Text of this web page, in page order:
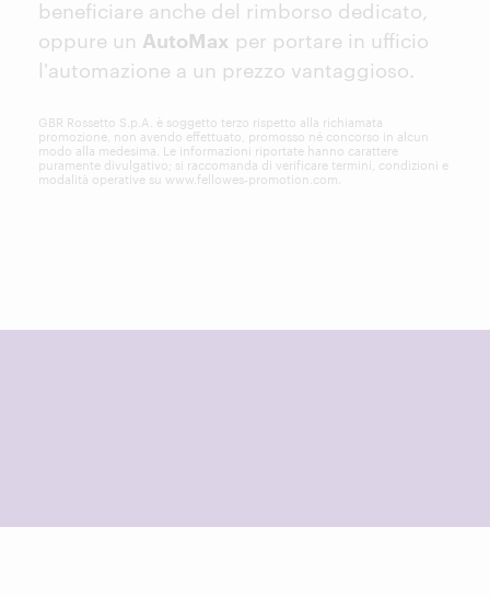
beneficiare anche del rimborso dedicato,
oppure un AutoMax per portare in ufficio
l'automazione a un prezzo vantaggioso.
GBR Rossetto S.p.A. è soggetto terzo rispetto alla richiamata
promozione, non avendo effettuato, promosso né concorso in alcun
modo alla medesima. Le informazioni riportate hanno carattere
puramente divulgativo; si raccomanda di verificare termini, condizioni e
modalità operative su www.fellowes-promotion.com